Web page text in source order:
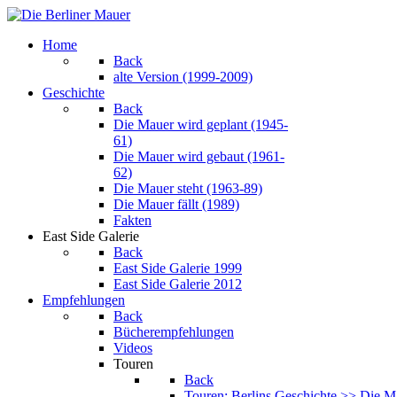
Home
Back
alte Version (1999-2009)
Geschichte
Back
Die Mauer wird geplant (1945-
61)
Die Mauer wird gebaut (1961-
62)
Die Mauer steht (1963-89)
Die Mauer fällt (1989)
Fakten
East Side Galerie
Back
East Side Galerie 1999
East Side Galerie 2012
Empfehlungen
Back
Bücherempfehlungen
Videos
Touren
Back